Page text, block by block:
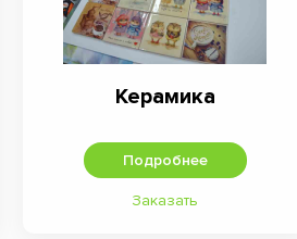
Керамика
Подробнее
Заказать